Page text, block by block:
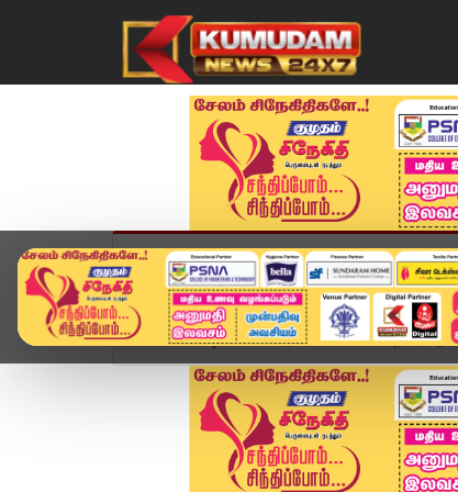
முகப்பு விளையாட்டு அண்மை
Home வீடியோ ஸ்டோரி சாலையில்